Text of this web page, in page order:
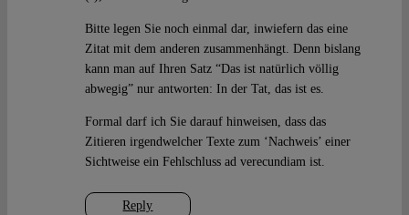
Reply
Bitte legen Sie noch einmal dar, inwiefern das eine
Zitat mit dem anderen zusammenhängt. Denn bislang
kann man auf Ihren Satz “Das ist natürlich völlig
abwegig” nur antworten: In der Tat, das ist es.
Formal darf ich Sie darauf hinweisen, dass das
Zitieren irgendwelcher Texte zum ‘Nachweis’ einer
Sichtweise ein Fehlschluss ad verecundiam ist.